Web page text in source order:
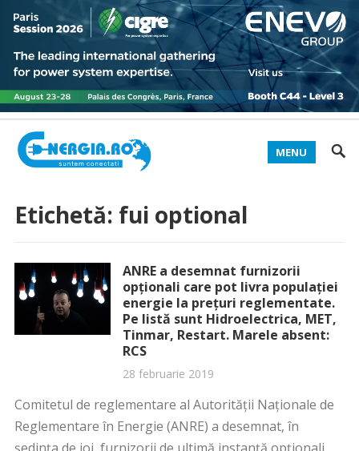
MENU
Etichetă: fui optional
ANRE a desemnat furnizorii
opţionali care pot livra populaţiei
energie la preţuri reglementate.
Pe listă sunt Hidroelectrica, MET,
Tinmar, Restart. Marele absent:
RCS
28 februarie 2019
Comitetul de reglementare al Autorităţii Naţionale de
Reglementare în Energie (ANRE) a desemnat, în